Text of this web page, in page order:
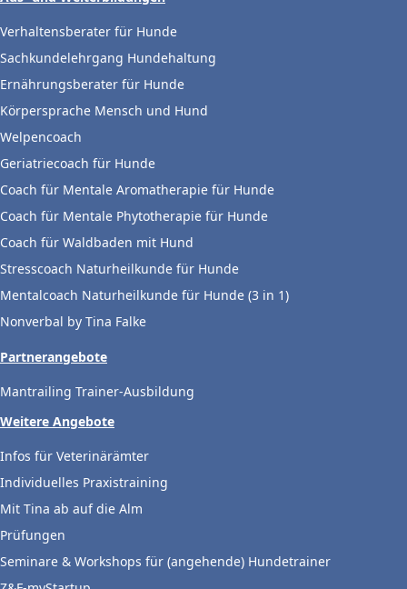
Verhaltensberater für Hunde
Sachkundelehrgang Hundehaltung
Ernährungsberater für Hunde
Körpersprache Mensch und Hund
Welpencoach
Geriatriecoach für Hunde
Coach für Mentale Aromatherapie für Hunde
Coach für Mentale Phytotherapie für Hunde
Coach für Waldbaden mit Hund
Stresscoach Naturheilkunde für Hunde
Mentalcoach Naturheilkunde für Hunde (3 in 1)
Nonverbal by Tina Falke
Partnerangebote
Mantrailing Trainer-Ausbildung
Weitere Angebote
Infos für Veterinärämter
Individuelles Praxistraining
Mit Tina ab auf die Alm
Prüfungen
Seminare & Workshops für (angehende) Hundetrainer